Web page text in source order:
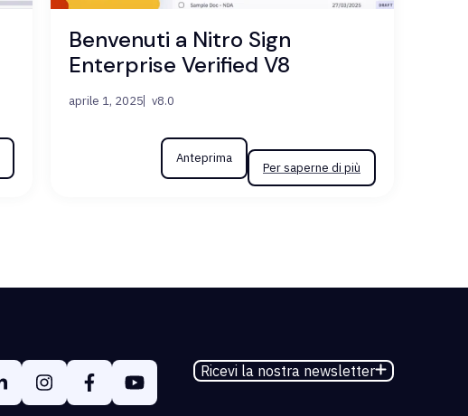
Benvenuti a Nitro Sign
Enterprise Verified V8
aprile 1, 2025 v8.0
Anteprima
Per saperne di più
Ricevi la nostra newsletter